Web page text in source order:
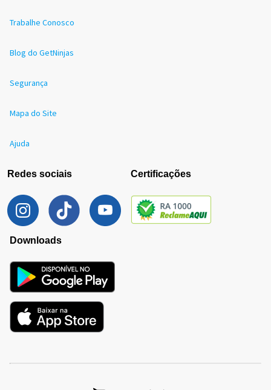
Trabalhe Conosco
Blog do GetNinjas
Segurança
Mapa do Site
Ajuda
Redes sociais Certificações
Downloads